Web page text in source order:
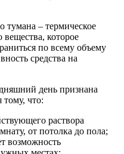
тумана – термическое
вещества, которое
по всему объему
средства на
день признана
тому, что:
раствора
от потолка до пола;
возможность